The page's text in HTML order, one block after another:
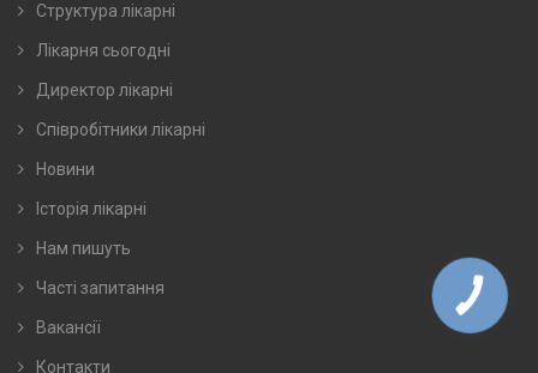
Структура лікарні
Лікарня сьогодні
Директор лікарні
Співробітники лікарні
Новини
Історія лікарні
Нам пишуть
Часті запитання
Вакансії
Контакти
КНОПКА
ЗВ'ЯЗКУ